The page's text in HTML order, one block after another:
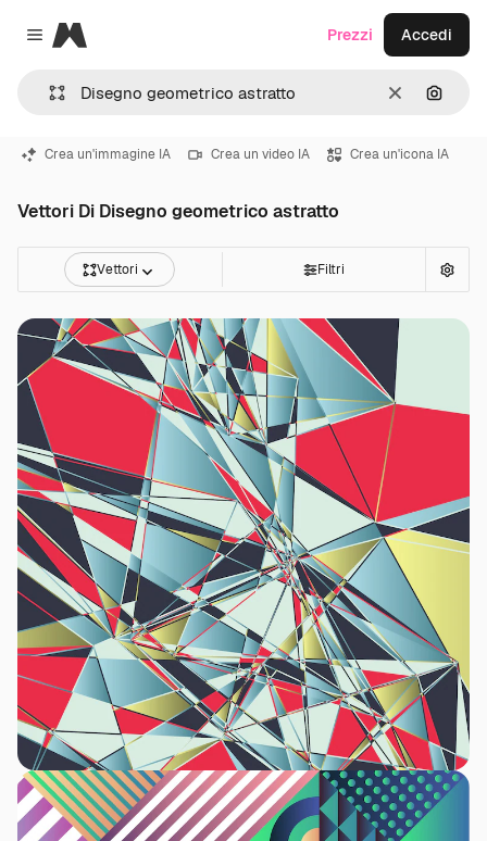
Close menu
Magnific
CancellaCerca
Prezzi Accedi
Crea un'immagine IA Crea un video IA Crea un'icona IA
Vettori Di Disegno geometrico astratto
Vettori Filtri